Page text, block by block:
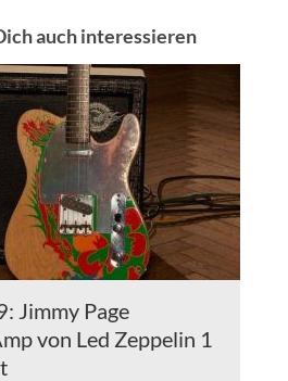
auch interessieren
Jimmy Page
von Led Zeppelin 1